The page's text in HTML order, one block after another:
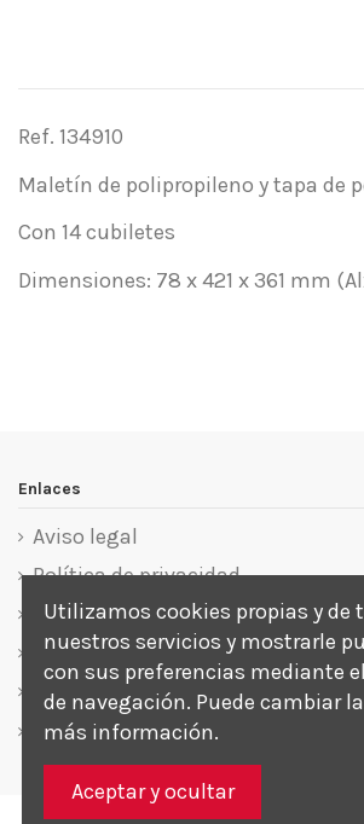
Ref. 134910
Maletín de polipropileno y tapa de
Con 14 cubiletes
Dimensiones: 78 x 421 x 361 mm
Enlaces
Aviso legal
Política de privacidad
Política de cookies
Términos y condiciones
Sobre nosotros
Contacte con nosotros
Utilizamos cookies propias y de
nuestros servicios y mostrarle
con sus preferencias mediante
de navegación. Puede cambiar
más información.
Aceptar y ocultar